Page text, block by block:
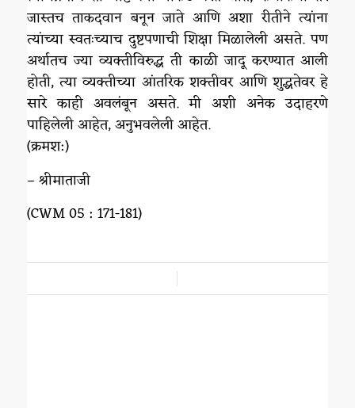
जास्तच ताकदवान बनून जाते आणि अशा रीतीने त्यांना
त्यांच्या स्वतःच्याच दुष्टपणाची शिक्षा मिळालेली असते. पण
अर्थातच ज्या व्यक्तीविरुद्ध ती काळी जादू करण्यात आली
होती, त्या व्यक्तीच्या आंतरिक शक्तीवर आणि शुद्धतेवर हे
सारे काही अवलंबून असते. मी अशी अनेक उदाहरणे
पाहिलेली आहेत, अनुभवलेली आहेत.
(क्रमश:)
– श्रीमाताजी
(CWM 05 : 171-181)